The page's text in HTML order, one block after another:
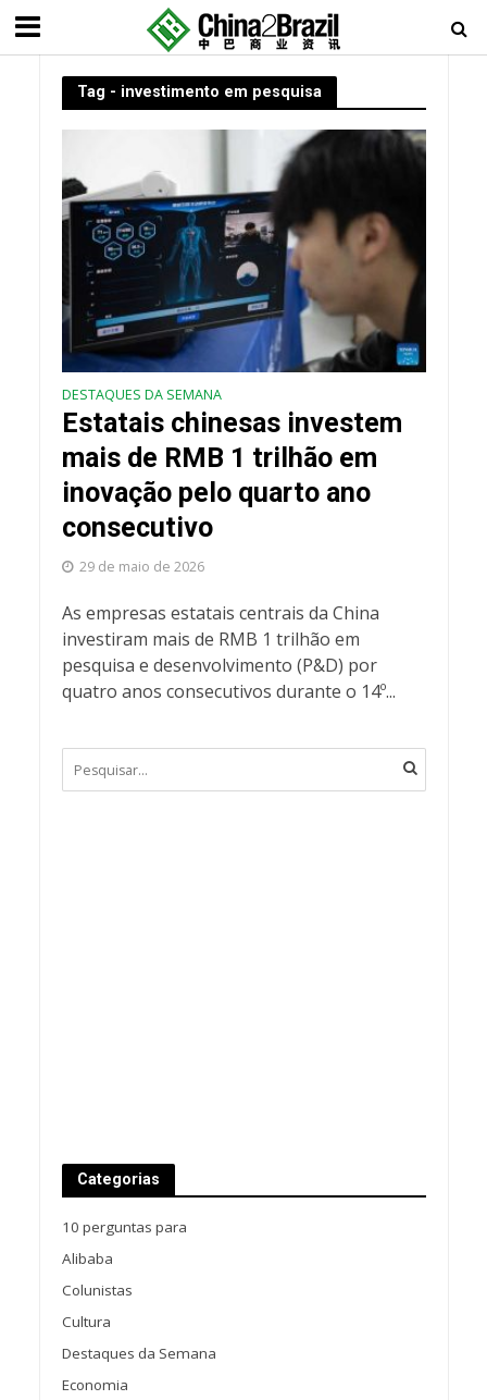
Tag - investimento em pesquisa
DESTAQUES DA SEMANA
Estatais chinesas investem
mais de RMB 1 trilhão em
inovação pelo quarto ano
consecutivo
29 de maio de 2026
As empresas estatais centrais da China
investiram mais de RMB 1 trilhão em
pesquisa e desenvolvimento (P&D) por
quatro anos consecutivos durante o 14º...
Categorias
10 perguntas para
Alibaba
Colunistas
Cultura
Destaques da Semana
Economia